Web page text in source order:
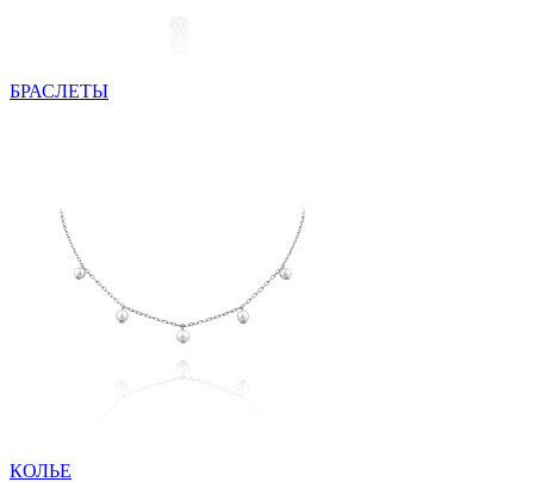
БРАСЛЕТЫ
КОЛЬЕ